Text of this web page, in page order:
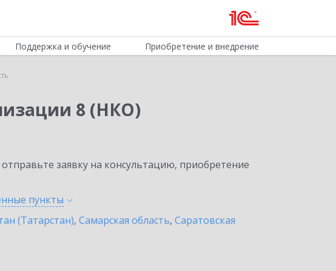
Поддержка и обучение Приобретение и внедрение
8 (НКО)
заявку на консультацию, приобретение
пункты
(Татарстан), Самарская область, Саратовская